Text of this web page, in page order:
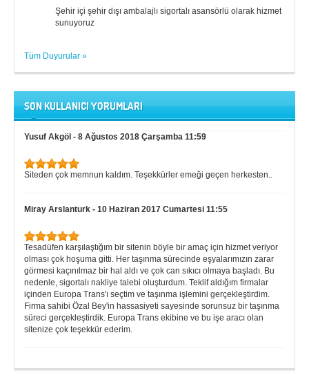
Şehir içi şehir dışı ambalajlı sigortalı asansörlü olarak hizmet
sunuyoruz
Tüm Duyurular »
SON KULLANICI YORUMLARI
Yusuf Akgöl - 8 Ağustos 2018 Çarşamba 11:59
Siteden çok memnun kaldım. Teşekkürler emeği geçen herkesten..
Miray Arslanturk - 10 Haziran 2017 Cumartesi 11:55
Tesadüfen karşılaştığım bir sitenin böyle bir amaç için hizmet veriyor
olması çok hoşuma gitti. Her taşınma sürecinde eşyalarımızın zarar
görmesi kaçınılmaz bir hal aldı ve çok can sıkıcı olmaya başladı. Bu
nedenle, sigortalı nakliye talebi oluşturdum. Teklif aldığım firmalar
içinden Europa Trans'ı seçtim ve taşınma işlemini gerçekleştirdim.
Firma sahibi Özal Bey'in hassasiyeti sayesinde sorunsuz bir taşınma
süreci gerçekleştirdik. Europa Trans ekibine ve bu işe aracı olan
sitenize çok teşekkür ederim.